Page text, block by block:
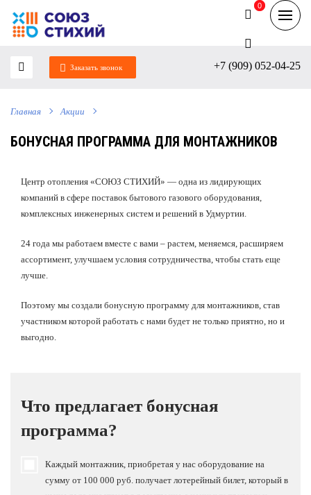
+7 (909) 052-04-25
Заказать звонок
0
0
Главная Акции
БОНУСНАЯ ПРОГРАММА ДЛЯ МОНТАЖНИКОВ
Центр отопления «СОЮЗ СТИХИЙ» — одна из лидирующих
компаний в сфере поставок бытового газового оборудования,
комплексных инженерных систем и решений в Удмуртии.
24 года мы работаем вместе с вами – растем, меняемся, расширяем
ассортимент, улучшаем условия сотрудничества, чтобы стать еще
лучше.
Поэтому мы создали бонусную программу для монтажников, став
участником которой работать с нами будет не только приятно, но и
выгодно.
Что предлагает бонусная
программа?
Каждый монтажник, приобретая у нас оборудование на
сумму от 100 000 руб. получает лотерейный билет, который в